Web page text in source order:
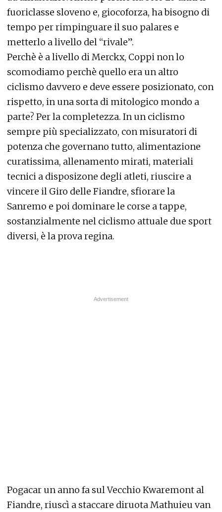
fuoriclasse sloveno e, giocoforza, ha bisogno di
tempo per rimpinguare il suo palares e
metterlo a livello del “rivale”.
Perchè è a livello di Merckx, Coppi non lo
scomodiamo perchè quello era un altro
ciclismo davvero e deve essere posizionato, con
rispetto, in una sorta di mitologico mondo a
parte? Per la completezza. In un ciclismo
sempre più specializzato, con misuratori di
potenza che governano tutto, alimentazione
curatissima, allenamento mirati, materiali
tecnici a disposizone degli atleti, riuscire a
vincere il Giro delle Fiandre, sfiorare la
Sanremo e poi dominare le corse a tappe,
sostanzialmente nel ciclismo attuale due sport
diversi, è la prova regina.
Pogacar un anno fa sul Vecchio Kwaremont al
Fiandre, riuscì a staccare diruota Mathuieu van